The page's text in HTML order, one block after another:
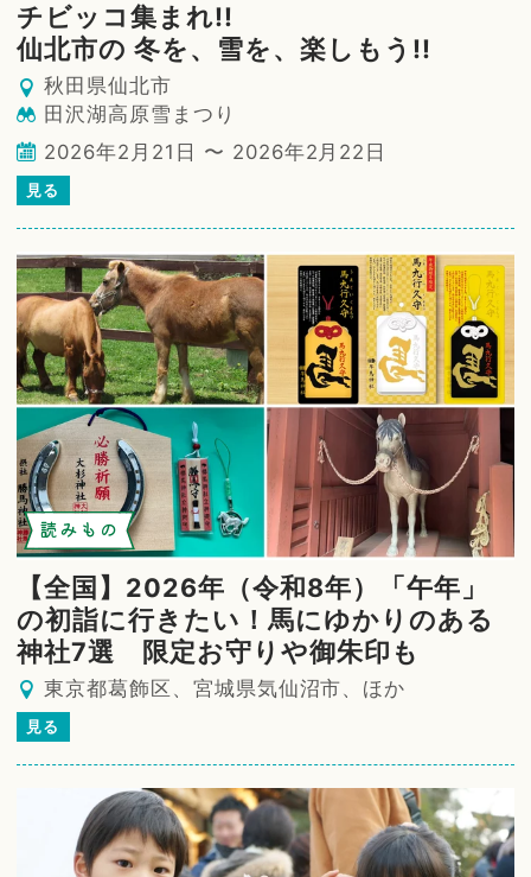
チビッコ集まれ!!
仙北市の 冬を、雪を、楽しもう!!
秋田県仙北市
田沢湖高原雪まつり
2026年2月21日 〜 2026年2月22日
見る
読みもの
【全国】2026年（令和8年）「午年」
の初詣に行きたい！馬にゆかりのある
神社7選 限定お守りや御朱印も
東京都葛飾区、宮城県気仙沼市、ほか
見る